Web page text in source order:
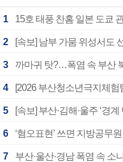
1 15호 태풍 찬홈 일본 도쿄
2 [속보] 남부 가뭄 위성서도
3 까마귀 탓?…폭염 속 부산
4
5 [속보] 부산·김해·울주 ‘경
6 ‘혐오표현’ 쓰면 지방공무
7 부산·울산·경남 폭염 속